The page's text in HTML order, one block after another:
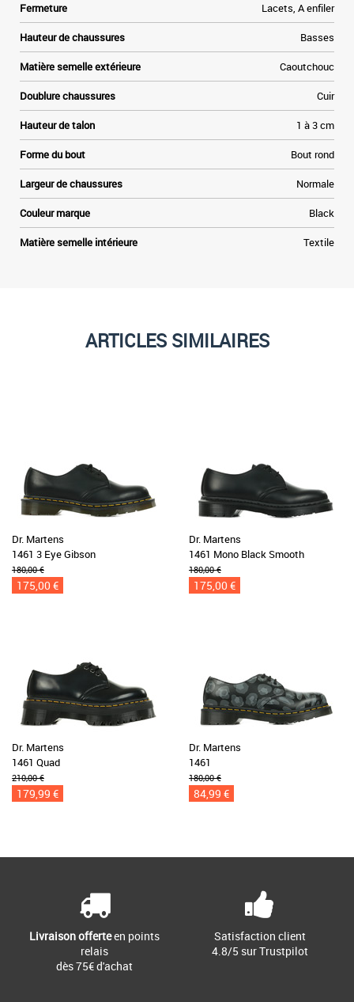
Fermeture Lacets, A enfiler
Hauteur de chaussures Basses
Matière semelle extérieure Caoutchouc
Doublure chaussures Cuir
Hauteur de talon 1 à 3 cm
Forme du bout Bout rond
Largeur de chaussures Normale
Couleur marque Black
Matière semelle intérieure Textile
ARTICLES SIMILAIRES
Dr. Martens
1461 3 Eye Gibson
180,00 €
175,00 €
Dr. Martens
1461 Mono Black Smooth
180,00 €
175,00 €
Dr. Martens
1461 Quad
210,00 €
179,99 €
Dr. Martens
1461
180,00 €
84,99 €
Livraison offerteen points
relais
dès 75€ d'achat
Satisfaction client
4.8/5 sur Trustpilot